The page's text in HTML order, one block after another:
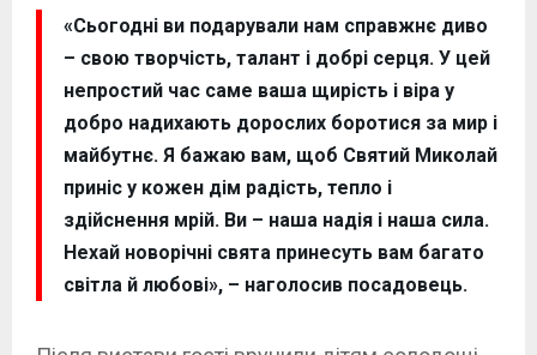
«Сьогодні ви подарували нам справжнє диво
– свою творчість, талант і добрі серця. У цей
непростий час саме ваша щирість і віра у
добро надихають дорослих боротися за мир і
майбутнє. Я бажаю вам, щоб Святий Миколай
приніс у кожен дім радість, тепло і
здійснення мрій. Ви – наша надія і наша сила.
Нехай новорічні свята принесуть вам багато
світла й любові», – наголосив посадовець.